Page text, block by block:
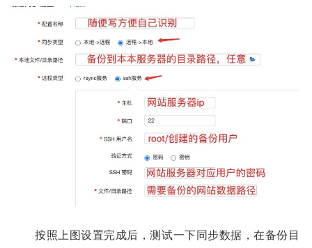
按照上图设置完成后，测试一下同步数据，在备份目